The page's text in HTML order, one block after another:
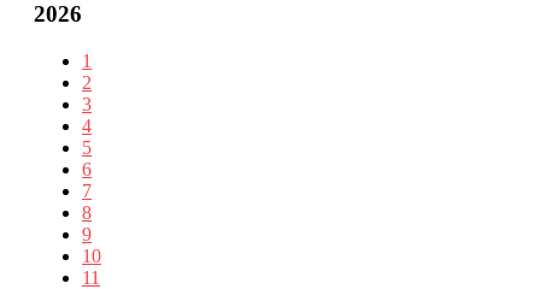
2026
1
2
3
4
5
6
7
8
9
10
11